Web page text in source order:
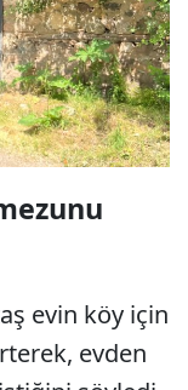
evin köy için
evden